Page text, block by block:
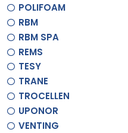
POLIFOAM
RBM
RBM SPA
REMS
TESY
TRANE
TROCELLEN
UPONOR
VENTING